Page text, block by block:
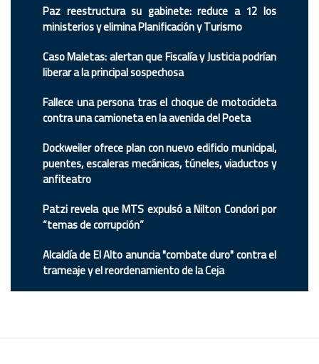
Paz reestructura su gabinete: reduce a 12 los
ministerios y elimina Planificación y Turismo
Caso Maletas: alertan que Fiscalía y Justicia podrían
liberar a la principal sospechosa
Fallece una persona tras el choque de motocicleta
contra una camioneta en la avenida del Poeta
Dockweiler ofrece plan con nuevo edificio municipal,
puentes, escaleras mecánicas, túneles, viaductos y
anfiteatro
Patzi revela que MTS expulsó a Nilton Condori por
“temas de corrupción”
Alcaldía de El Alto anuncia "combate duro" contra el
trameaje y el reordenamiento de la Ceja